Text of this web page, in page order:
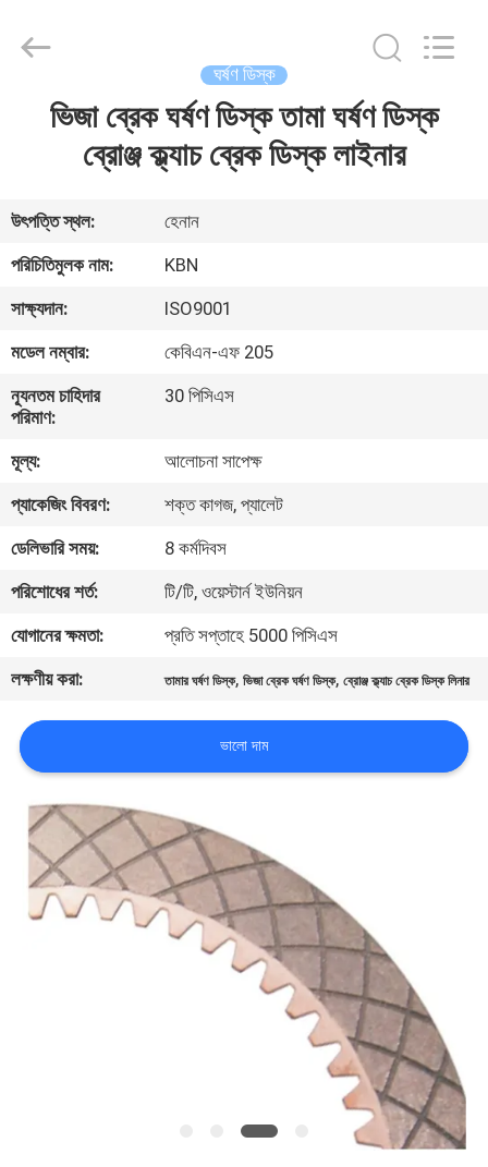
আমাদের
সম্পর্কে
কারখানা
ভ্রমণ
মান
নিয়ন্ত্রণ
যোগাযোগ
করুন
উদ্ধৃতির
জন্য
আবেদন
সাইট
ম্যাপ
ঘর্ষণ ডিস্ক
ভিজা ব্রেক ঘর্ষণ ডিস্ক তামা ঘর্ষণ ডিস্ক
ব্রোঞ্জ ক্ল্যাচ ব্রেক ডিস্ক লাইনার
উৎপত্তি স্থল:
হেনান
পরিচিতিমুলক নাম:
KBN
সাক্ষ্যদান:
ISO9001
মডেল নম্বার:
কেবিএন-এফ 205
ন্যূনতম চাহিদার
পরিমাণ:
30 পিসিএস
মূল্য:
আলোচনা সাপেক্ষ
প্যাকেজিং বিবরণ:
শক্ত কাগজ, প্যালেট
ডেলিভারি সময়:
8 কর্মদিবস
পরিশোধের শর্ত:
টি/টি, ওয়েস্টার্ন ইউনিয়ন
যোগানের ক্ষমতা:
প্রতি সপ্তাহে 5000 পিসিএস
লক্ষণীয় করা:
তামার ঘর্ষণ ডিস্ক,ভিজা ব্রেক ঘর্ষণ ডিস্ক,ব্রোঞ্জ ক্ল্যাচ ব্রেক ডিস্ক লিনার
ভালো দাম